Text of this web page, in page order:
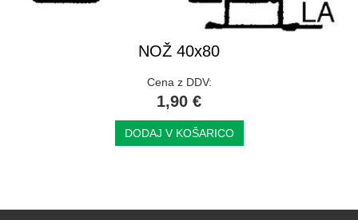
NOŽ 40x80
Cena z DDV:
1,90 €
DODAJ V KOŠARICO